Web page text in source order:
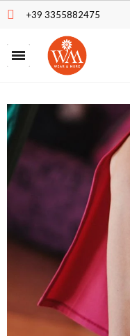
+39 3355882475